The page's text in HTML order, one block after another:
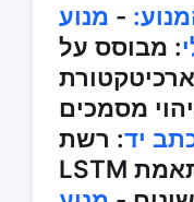
- מנוע
: מבוסס על
ארכיטקטורת CNN-RNN בקנה
מסמכים
יד: רשת
LSTM מותאמת במיוחד, מותאמת